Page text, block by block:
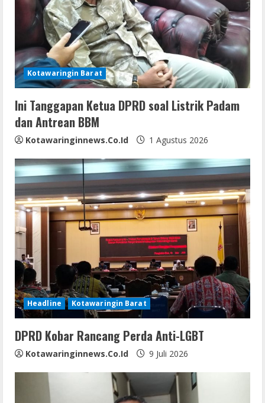
a
d
i
n
g
Kotawaringin Barat
Ini Tanggapan Ketua DPRD soal Listrik Padam
dan Antrean BBM
Kotawaringinnews.co.id 1 Agustus 2026
Headline Kotawaringin Barat
DPRD Kobar Rancang Perda Anti-LGBT
Kotawaringinnews.co.id 9 Juli 2026